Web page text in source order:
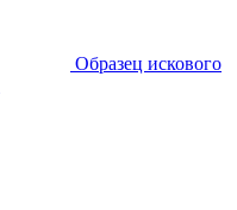
Образец искового